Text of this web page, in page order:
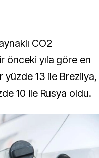
CO2
önceki yıla göre en
yüzde 13 ile Brezilya,
10 ile Rusya oldu.